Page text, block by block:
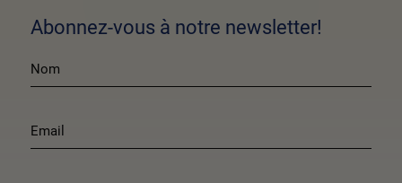
Abonnez-vous à notre newsletter!